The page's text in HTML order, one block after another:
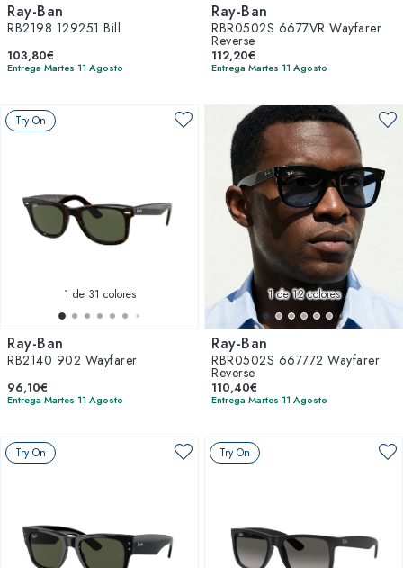
Ray-Ban
RB2198 129251 Bill
103,80€
Entrega Martes 11 Agosto
Ray-Ban
RBR0502S 6677VR Wayfarer
Reverse
112,20€
Entrega Martes 11 Agosto
Try On
1 de 31 colores
Ray-Ban
RB2140 902 Wayfarer
96,10€
Entrega Martes 11 Agosto
1de 12 colores
Ray-Ban
RBR0502S 667772 Wayfarer
Reverse
110,40€
Entrega Martes 11 Agosto
Try On Try On